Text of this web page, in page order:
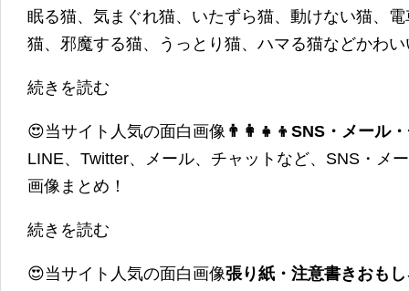
眠る猫、気まぐれ猫、いたずら猫、動けない猫、
猫、邪魔する猫、うっとり猫、ハマる猫などかわ
続きを読む
😍当サイト人気の面白画像 👨‍👩‍👧‍👦SNS・メール
LINE、Twitter、メール、チャットなど、SNS・メ
画像まとめ！
続きを読む
😍当サイト人気の面白画像張り紙・注意書きおも